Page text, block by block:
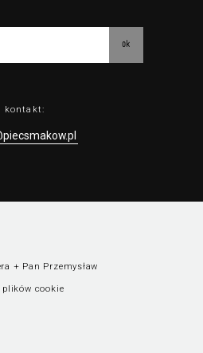
ok
kontakt:
+ Pan Przemysław
plików cookie